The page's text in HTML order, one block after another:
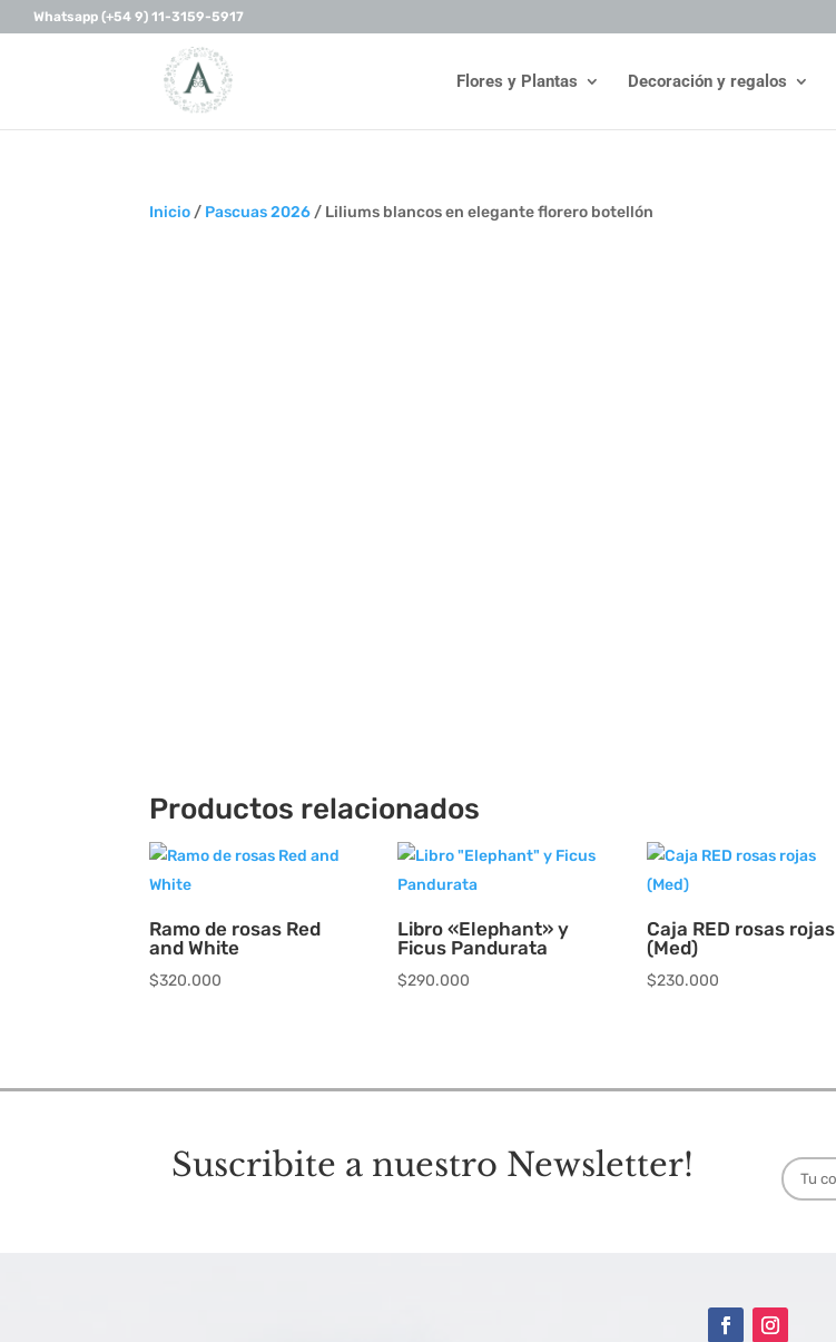
Whatsapp (+54 9) 11-3159-5917
Flores y Plantas Decoración y regalos
Inicio / Pascuas 2026 / Liliums blancos en elegante florero botellón
Productos relacionados
Ramo de rosas Red
and White
$320.000
Libro «Elephant» y
Ficus Pandurata
$290.000
Caja RED rosas rojas
(Med)
$230.000
Suscribite a nuestro Newsletter!